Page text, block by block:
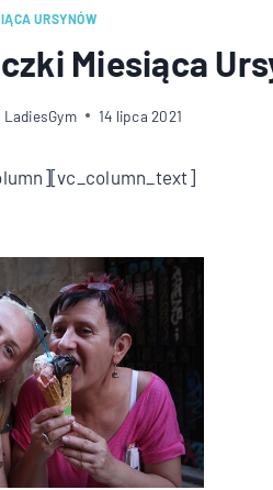
URSYNÓW
Miesiąca
LadiesGym 14 lipca 2021